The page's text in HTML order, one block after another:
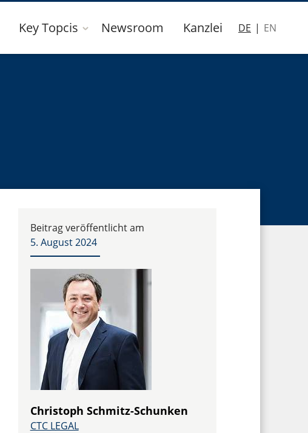
Key Topcis Newsroom Kanzlei DE EN
Beitrag veröffentlicht am
5. August 2024
Christoph Schmitz-Schunken
CTC LEGAL